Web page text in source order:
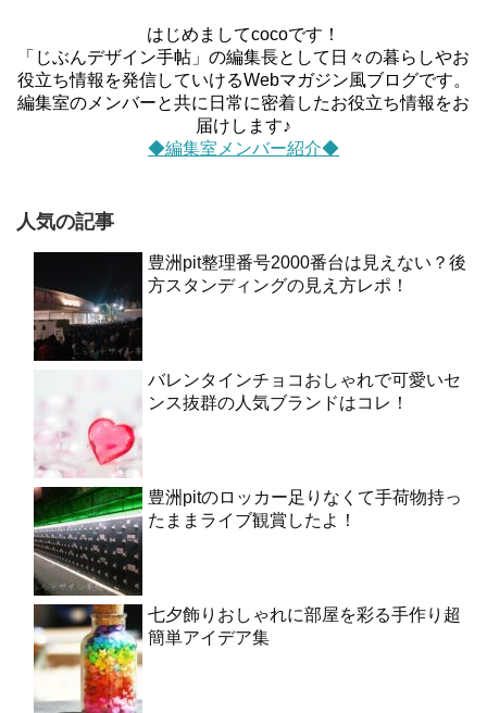
はじめましてcocoです！
「じぶんデザイン手帖」の編集長として日々の暮らしやお
役立ち情報を発信していけるWebマガジン風ブログです。
編集室のメンバーと共に日常に密着したお役立ち情報をお
届けします♪
◆編集室メンバー紹介◆
人気の記事
豊洲pit整理番号2000番台は見えない？後
方スタンディングの見え方レポ！
バレンタインチョコおしゃれで可愛いセ
ンス抜群の人気ブランドはコレ！
豊洲pitのロッカー足りなくて手荷物持っ
たままライブ観賞したよ！
七夕飾りおしゃれに部屋を彩る手作り超
簡単アイデア集